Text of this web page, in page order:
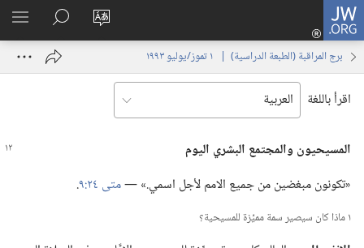
JW.ORG
تغيير
الموقع
تسجيل
الدخول
نافذة
البحث
في
JW.‎ORG
برج المراقبة (‏الطبعة الدراسية)‏ | ‏‎ ١‏ ‏‎تموز/يوليو‏ ‎١٩٩٣
اقرأ باللغة
المسيحيون والمجتمع البشري اليوم
‏«تكونون مبغضين من جميع الامم لأجل اسمي.‏» —‏متى ٢٤:‏٩ ‏.‏
١ ماذا كان سيصير سمة مميِّزة للمسيحية؟‏